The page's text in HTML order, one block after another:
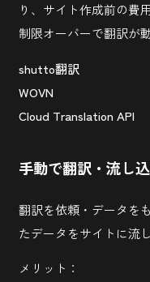
り、サイト作成前の費
制限オーバーで翻訳が
shutto翻訳
WOVN
Cloud Translation API
手動で翻訳・流し
翻訳を依頼・データを
たデータをサイトに流
メリット：